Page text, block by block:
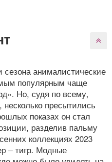
сезона анималистические
популярным чаще
Но, судя по всему,
пресытились
показах он стал
разделив пальму
коллекциях 2023
– тигр. Модные